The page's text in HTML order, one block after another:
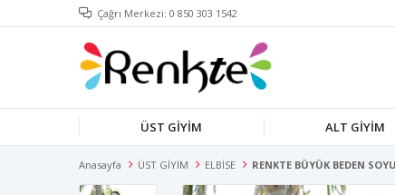
Çağrı Merkezi: 0 850 303 1542
ÜST GİYİM ALT GİYİM
Anasayfa ÜST GİYİM ELBİSE RENKTE BÜYÜK BEDEN